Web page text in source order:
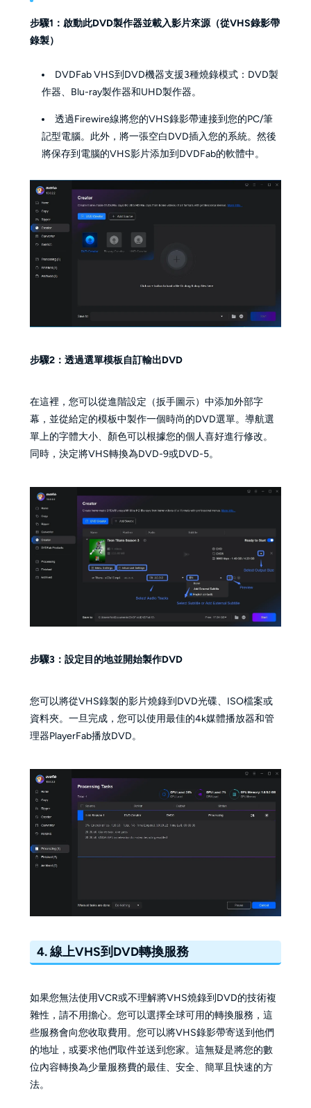
步驟1：啟動此DVD製作器並載入影片來源（從VHS錄影帶
錄製）
DVDFab VHS到DVD機器支援3種燒錄模式：DVD製
作器、Blu-ray製作器和UHD製作器。
透過Firewire線將您的VHS錄影帶連接到您的PC/筆
記型電腦。此外，將一張空白DVD插入您的系統。然後
將保存到電腦的VHS影片添加到DVDFab的軟體中。
步驟2：透過選單模板自訂輸出DVD
在這裡，您可以從進階設定（扳手圖示）中添加外部字
幕，並從給定的模板中製作一個時尚的DVD選單。導航選
單上的字體大小、顏色可以根據您的個人喜好進行修改。
同時，決定將VHS轉換為DVD-9或DVD-5。
步驟3：設定目的地並開始製作DVD
您可以將從VHS錄製的影片燒錄到DVD光碟、ISO檔案或
資料夾。一旦完成，您可以使用最佳的4k媒體播放器和管
理器PlayerFab播放DVD。
4. 線上VHS到DVD轉換服務
如果您無法使用VCR或不理解將VHS燒錄到DVD的技術複
雜性，請不用擔心。您可以選擇全球可用的轉換服務，這
些服務會向您收取費用。您可以將VHS錄影帶寄送到他們
的地址，或要求他們取件並送到您家。這無疑是將您的數
位內容轉換為少量服務費的最佳、安全、簡單且快速的方
法。